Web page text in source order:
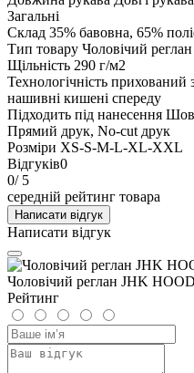
Загальні
Склад 35% бавовна, 65%
Тип товару Чоловічий
Щільність 290 г/м2
Технологічність прихований
нашивні кишені спереду
Підходить під нанесення
Прямий друк, No-cut друк
Розміри XS-S-M-L-XL-XXL
Відгуків0
0/ 5
середній рейтинг товара
Написати відгук
Написати відгук
Чоловічий реглан JHK
Рейтинг